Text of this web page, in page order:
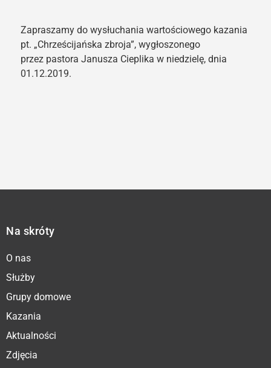
Zapraszamy do wysłuchania wartościowego kazania
pt. „Chrześcijańska zbroja”, wygłoszonego
przez pastora Janusza Cieplika w niedzielę, dnia
01.12.2019.
Na skróty
O nas
Służby
Grupy domowe
Kazania
Aktualności
Zdjęcia